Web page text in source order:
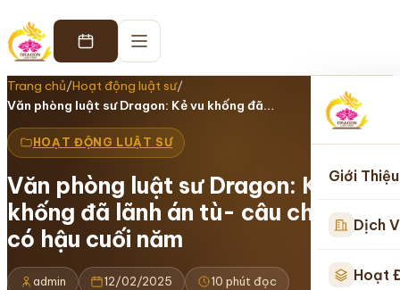
Giới Thiệu
Dịch
Hoạt
Trang chủ/Hoạt động luật sư/
Văn phòng luật sư Dragon: Kẻ vu khống đã…
HOẠT ĐỘNG LUẬT SƯ
Văn phòng luật sư Dragon: Kẻ vu
khống đã lãnh án tù- câu chuyện
có hậu cuối năm
admin 12/02/2025 10 phút đọc